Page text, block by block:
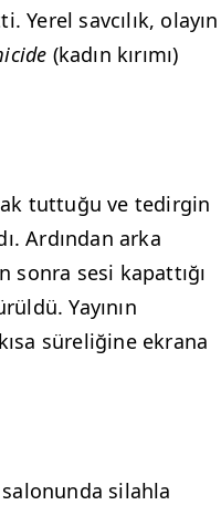
Yerel savcılık, olayın
(kadın kırımı)
tuttuğu ve tedirgin
Ardından arka
sonra sesi kapattığı
Yayının
süreliğine ekrana
silahla